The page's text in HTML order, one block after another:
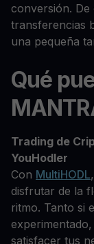
conversión. De
transferencias
una pequeña
Qué
Trading de
YouHodler
Con MultiHODL
disfrutar de la
ritmo. Tanto si
satisfacer tus